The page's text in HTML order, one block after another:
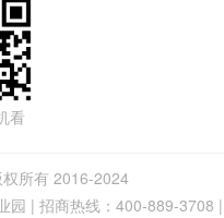
看
所有 2016-2024
园 | 招商热线：400-889-3708 |